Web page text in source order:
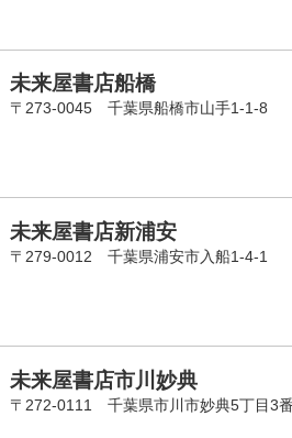
未来屋書店船橋
〒273-0045 千葉県船橋市山手1-1-8
未来屋書店新浦安
〒279-0012 千葉県浦安市入船1-4-1
未来屋書店市川妙典
〒272-0111 千葉県市川市妙典5丁目3